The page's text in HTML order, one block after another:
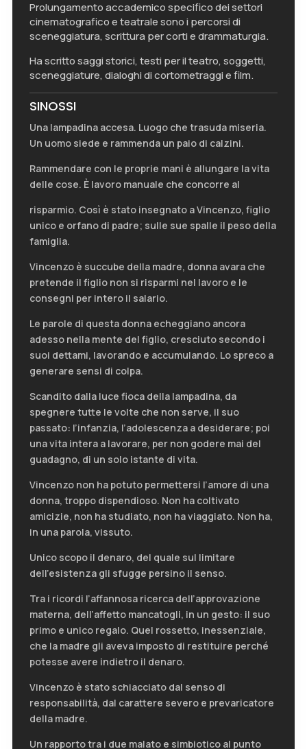
Prolungamento accademico specifico dei settori
cinematografico e teatrale sono i percorsi di
sceneggiatura, scrittura per corti e drammaturgia.
Ha scritto saggi storici, testi per il teatro, soggetti,
sceneggiature, dialoghi di cortometraggi e film.
SINOSSI
Una lampadina accesa. Luogo che trasuda miseria.
Un uomo siede e rammenda un paio di calzini.
Rammendare con le proprie mani è allungare la vita
delle cose. È lavoro manuale che concorre al
risparmio. Così è stato insegnato a Vincenzo, figlio
unico e orfano di padre; sulle sue spalle il peso della
famiglia.
Vincenzo è succube della madre, donna avara che
pretende il figlio non si risparmi nel lavoro e le
consegni per intero il salario.
Le parole di questa donna echeggiano ancora
adesso nella mente del figlio, cresciuto secondo i
suoi dettami, lavorando e accumulando. Lo spreco a
generare sensi di colpa.
Scandito dalla luce fioca della lampadina, da
spegnere tutte le volte che non serve, il suo
passato: l’infanzia, l’adolescenza a desiderare; poi
una vita intera a lavorare, per non godere mai del
guadagno, di un solo istante di vita.
Vincenzo non ha potuto permettersi l’amore di una
donna, troppo dispendioso. Non ha coltivato
amicizie, non ha studiato, non ha viaggiato. Non ha,
in una parola, vissuto.
Unico scopo il denaro, del quale sul limitare
dell’esistenza gli sfugge persino il senso.
Tra i ricordi l’affannosa ricerca dell’approvazione
materna, dell’affetto mancatogli, in un gesto: il suo
primo e unico regalo. Quel rossetto, inessenziale,
che la madre gli aveva imposto di restituire perché
potesse avere indietro il denaro.
Vincenzo è stato schiacciato dal senso di
responsabilità, dal carattere severo e prevaricatore
della madre.
Un rapporto tra i due malato e simbiotico al punto